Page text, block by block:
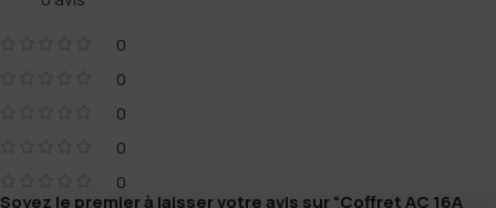
0
0
0
0
0
Soyez le premier à laisser votre avis sur “Coffret AC 16A